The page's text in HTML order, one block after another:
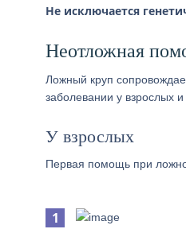
Не исключается
Неотложная
Ложный круп
заболевании у взрослых
У взрослых
Первая помощь при